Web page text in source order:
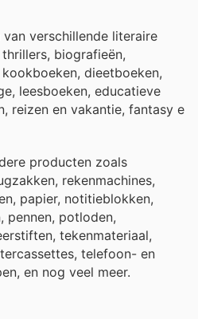
verschillende literaire
biografieën,
dieetboeken,
leesboeken, educatieve
reizen en vakantie, fantasy en
producten zoals
rekenmachines,
papier, notitieblokken,
pennen, potloden,
tekenmateriaal,
telefoon- en
en nog veel meer.